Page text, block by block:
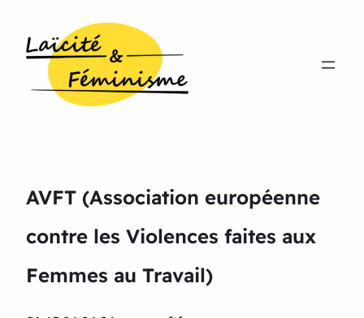
AVFT (Association européenne
contre les Violences faites aux
Femmes au Travail)